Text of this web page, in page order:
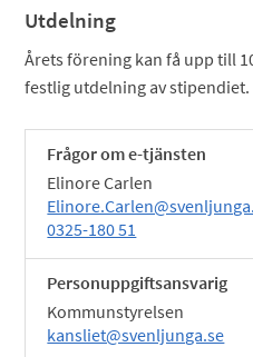
Utdelning
Årets förening kan få upp till
festlig utdelning av stipendiet.
Frågor om e-tjänsten
Elinore Carlen
0325-180 51
Personuppgiftsansvarig
Kommunstyrelsen
kansliet@svenljunga.se